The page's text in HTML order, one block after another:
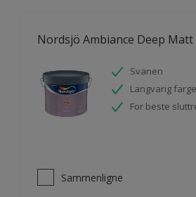
Nordsjö Ambiance Deep
Svanen
Langvarig
For beste
Sammenligne